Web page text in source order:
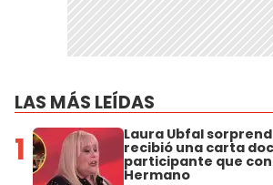
LAS MÁS LEÍDAS
1 Laura Ubfal
recibió una carta
participante que
Hermano